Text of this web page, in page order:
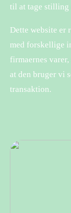
til at tage stilling
Dette website er
med forskellige
firmaernes
at den bruger vi
transaktion.